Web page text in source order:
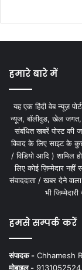
हमारे बारे में
यह एक हिंदी वेब न्यूज़
न्यूज, बॉलीवुड, खेल जगत,
संबंधित खबरें पोस्ट की
विवाद के लिए साइट के कुछ
/ विडियो आदि ) शामिल
लिए कोई ज़िम्मेदार नहीं
संवाददाता / खबर देने
भी
हमसे सम्पर्क करें
संपादक - Chhamesh
मोबाइल - 9131052524